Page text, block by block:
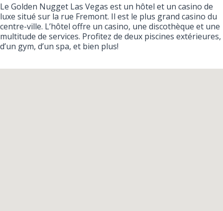
Le Golden Nugget Las Vegas est un hôtel et un casino de
luxe situé sur la rue Fremont. Il est le plus grand casino du
centre-ville. L’hôtel offre un casino, une discothèque et une
multitude de services. Profitez de deux piscines extérieures,
d’un gym, d’un spa, et bien plus!